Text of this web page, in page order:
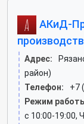
АКиД-
Адрес:
район)
Телефон:
+7
Режим
c 10:00-19:00,